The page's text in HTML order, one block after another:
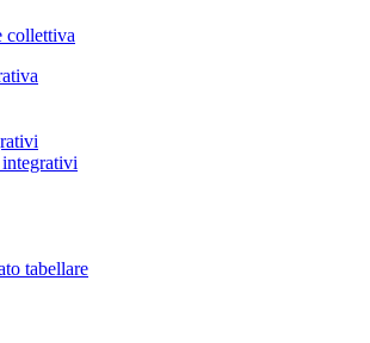
collettiva
tabellare